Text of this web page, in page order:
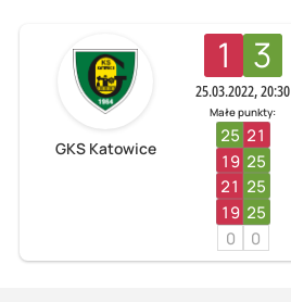
GKS Katowice
1 3
25.03.2022, 20:30
Małe punkty:
25 21
19 25
21 25
19 25
0
0